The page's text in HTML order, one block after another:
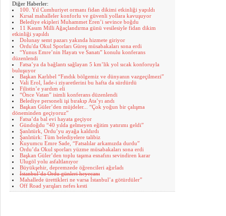
Diğer Haberler:
100. Yıl Cumhuriyet ormanı fidan dikimi etkinliği yapıldı
Kırsal mahalleler konforlu ve güvenli yollara kavuşuyor
Belediye ekipleri Muhammet Eren’i sevince boğdu
11 Kasım Milli Ağaçlandırma günü vesilesiyle fidan dikim
etkinliği yapıldı
Dolunay semt pazarı yakında hizmete giriyor
Ordu'da Okul Sporları Güreş müsabakaları sona erdi
“Yunus Emre’nin Hayatı ve Sanatı” konulu konferans
düzenlendi
Fatsa’ya da bağlantı sağlayan 5 km’lik yol sıcak konforuyla
buluşuyor
Başkan Karlıbel “Fındık bölgemiz ve dünyanın vazgeçilmezi”
Vali Erol, İade-i ziyaretlerini bu hafta da sürdürdü
Filistin’e yardım eli
“Önce Vatan” isimli konferans düzenlendi
Belediye personeli işi bırakıp Ata’yı andı
Başkan Güler’den müjdeler... “Çok yoğun bir çalışma
döneminden geçiyoruz”
Fatsa’da bal evi hayata geçiyor
Gündoğdu “40 yılda gelmeyen eğitim yatırımı geldi”
Şanlıtürk, Ordu’yu ayağa kaldırdı
Şanlıtürk: Tüm belediyelere talibiz
Kuyumcu Emre Sade, “Fatsalılar arkamızda durdu”
Ordu’da Okul sporları yüzme müsabakaları sona erdi
Başkan Güler’den toplu taşıma esnafını sevindiren karar
Ulugöl yolu asfaltlanıyor
Büyükşehir, depremzede öğrencileri ağırladı
İstanbul’da Ordu günleri heyecanı
Mahallede ürettikleri ne varsa İstanbul’a götürdüler”
Off Road yarışları nefes kesti